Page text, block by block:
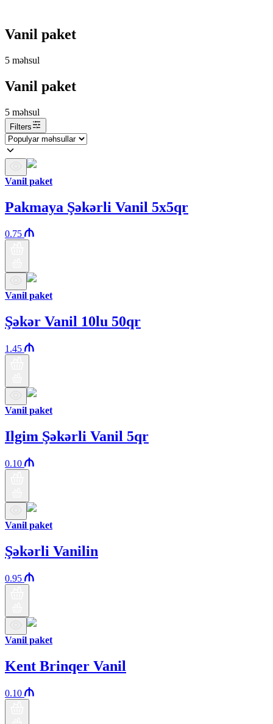
Vanil paket
5 məhsul
Vanil paket
5 məhsul
Filters
Vanil paket
Pakmaya Şəkərli Vanil 5x5qr
0.75
Vanil paket
Şəkər Vanil 10lu 50qr
1.45
Vanil paket
Ilgim Şəkərli Vanil 5qr
0.10
Vanil paket
Şəkərli Vanilin
0.95
Vanil paket
Kent Brinqer Vanil
0.10